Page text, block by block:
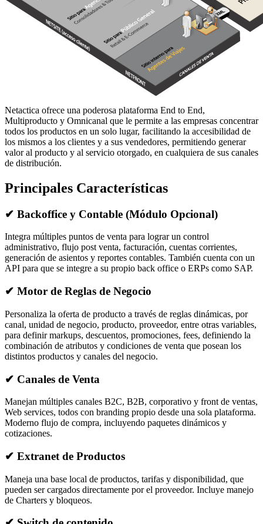
Netactica ofrece una poderosa plataforma End to End,
Multiproducto y Omnicanal que le permite a las empresas concentrar
todos los productos en un solo lugar, facilitando la accesibilidad de
los mismos a los clientes y a sus vendedores, permitiendo generar
valor al producto y al servicio otorgado, en cualquiera de sus canales
de distribución.
Principales Características
✔ Backoffice y Contable (Módulo Opcional)
Integra múltiples puntos de venta para lograr un control
administrativo, flujo post venta, facturación, cuentas corrientes,
generación de asientos y reportes contables. También cuenta con un
API para que se integre a su propio back office o ERPs como SAP.
✔ Motor de Reglas de Negocio
Personaliza la oferta de producto a través de reglas dinámicas, por
canal, unidad de negocio, producto, proveedor, entre otras variables,
para definir markups, descuentos, promociones, fees, definiendo la
combinación de atributos y condiciones de venta que posean los
distintos productos y canales del negocio.
✔ Canales de Venta
Manejan múltiples canales B2C, B2B, corporativo y front de ventas,
Web services, todos con branding propio desde una sola plataforma.
Moderno flujo de compra, incluyendo paquetes dinámicos y
cotizaciones.
✔ Extranet de Productos
Maneja una base local de productos, tarifas y disponibilidad, que
pueden ser cargados directamente por el proveedor. Incluye manejo
de Charters y bloqueos.